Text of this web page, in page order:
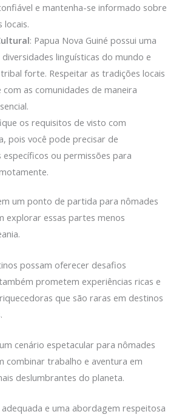
e mantenha-se informado sobre
locais.
: Papua Nova Guiné possui uma
linguísticas do mundo e
forte. Respeitar as tradições locais
com as comunidades de maneira
os requisitos de visto com
pois você pode precisar de
específicos ou permissões para
um ponto de partida para nômades
explorar essas partes menos
possam oferecer desafios
prometem experiências ricas e
que são raras em destinos
cenário espetacular para nômades
combinar trabalho e aventura em
deslumbrantes do planeta.
e uma abordagem respeitosa